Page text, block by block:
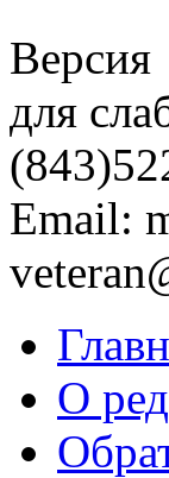
Версия
для
(843)
Email:
О